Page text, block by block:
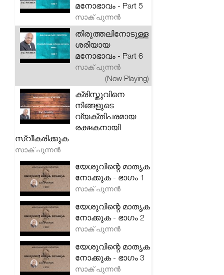
മനോഭാവം - Part 5
സാക് പുന്നൻ
തിരുത്തലിനോടുള്ള
ശരിയായ
മനോഭാവം - Part 6
സാക് പുന്നൻ
(Now Playing)
ക്രിസ്തുവിനെ
നിങ്ങളുടെ
വ്യക്തിപരമായ
രക്ഷകനായി
സ്വീകരിക്കുക
സാക് പുന്നൻ
യേശുവിന്റെ മാതൃക
നോക്കുക - ഭാഗം 1
സാക് പുന്നൻ
യേശുവിന്റെ മാതൃക
നോക്കുക - ഭാഗം 2
സാക് പുന്നൻ
യേശുവിന്റെ മാതൃക
നോക്കുക - ഭാഗം 3
സാക് പുന്നൻ